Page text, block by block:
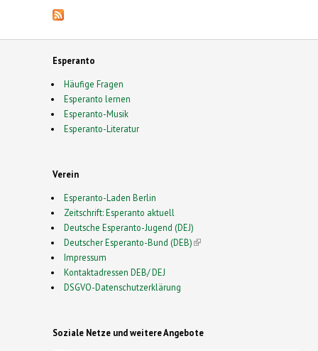
Esperanto
Häufige Fragen
Esperanto lernen
Esperanto-Musik
Esperanto-Literatur
Verein
Esperanto-Laden Berlin
Zeitschrift: Esperanto aktuell
Deutsche Esperanto-Jugend (DEJ)
Deutscher Esperanto-Bund (DEB)(link is external)
Impressum
Kontaktadressen DEB/ DEJ
DSGVO-Datenschutzerklärung
Soziale Netze und weitere Angebote